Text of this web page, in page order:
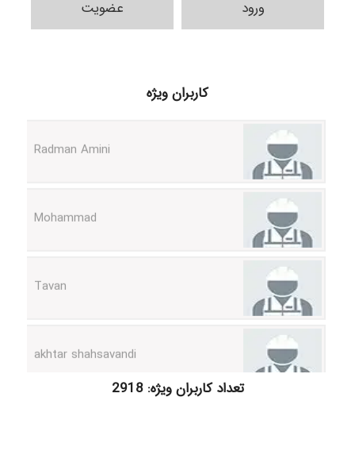
ورود عضویت
کاربران ویژه
ilhan200
تعداد کاربران ویژه: 2918